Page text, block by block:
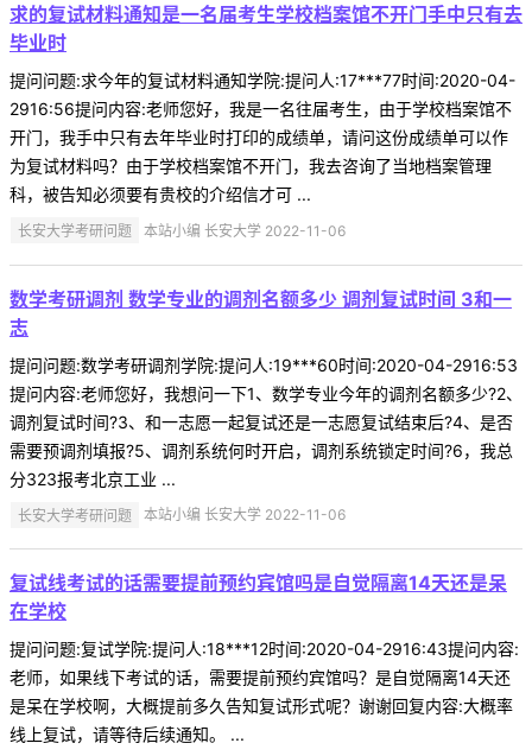
求的复试材料通知是一名届考生学校档案馆不开门手中只有去
毕业时
提问问题:求今年的复试材料通知学院:提问人:17***77时间:2020-04-
2916:56提问内容:老师您好，我是一名往届考生，由于学校档案馆不
开门，我手中只有去年毕业时打印的成绩单，请问这份成绩单可以作
为复试材料吗？由于学校档案馆不开门，我去咨询了当地档案管理
科，被告知必须要有贵校的介绍信才可 ...
长安大学考研问题 本站小编 长安大学 2022-11-06
数学考研调剂 数学专业的调剂名额多少 调剂复试时间 3和一
志
提问问题:数学考研调剂学院:提问人:19***60时间:2020-04-2916:53
提问内容:老师您好，我想问一下1、数学专业今年的调剂名额多少?2、
调剂复试时间?3、和一志愿一起复试还是一志愿复试结束后?4、是否
需要预调剂填报?5、调剂系统何时开启，调剂系统锁定时间?6，我总
分323报考北京工业 ...
长安大学考研问题 本站小编 长安大学 2022-11-06
复试线考试的话需要提前预约宾馆吗是自觉隔离14天还是呆
在学校
提问问题:复试学院:提问人:18***12时间:2020-04-2916:43提问内容:
老师，如果线下考试的话，需要提前预约宾馆吗？是自觉隔离14天还
是呆在学校啊，大概提前多久告知复试形式呢？谢谢回复内容:大概率
线上复试，请等待后续通知。 ...